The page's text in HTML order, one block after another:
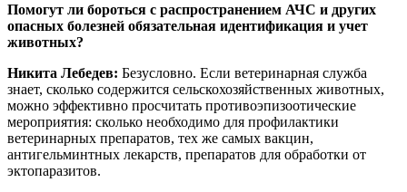
Помогут ли бороться с распространением АЧС и других
опасных болезней обязательная идентификация и учет
животных?
Никита Лебедев: Безусловно. Если ветеринарная служба
знает, сколько содержится сельскохозяйственных животных,
можно эффективно просчитать противоэпизоотические
мероприятия: сколько необходимо для профилактики
ветеринарных препаратов, тех же самых вакцин,
антигельминтных лекарств, препаратов для обработки от
эктопаразитов.